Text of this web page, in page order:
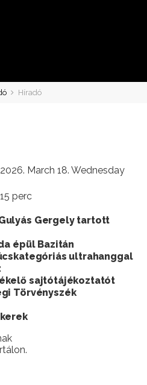
Híradó
2026. March 18. Wednesday
15 perc
Gulyás Gergely tartott
épül Bazitán
ultrahanggal
sajtótájékoztatót
Törvényszék